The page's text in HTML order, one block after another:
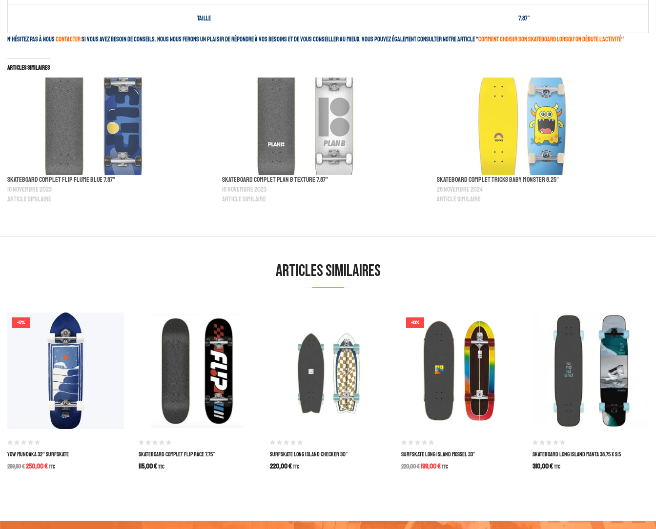
Taille 7.87″
N’hésitez pas à nouscontactersi vous avez besoin de conseils. Nous nous ferons un plaisir de répondre à vos besoins et de vous conseiller au mieux. Vous pouvez également consulter notre article “comment choisir son skateboard lorsqu’on débute l’activité“
Articles similaires
Skateboard Complet Flip Flume Blue 7.87″
16 novembre 2023
Article similaire
Skateboard Complet Plan B Texture 7.87″
16 novembre 2023
Article similaire
Skateboard Complet Tricks Baby Monster 8.25″
28 novembre 2024
Article similaire
Articles similaires
-17%
YOW MUNDAKA 32” SURFSKATE
299,90€250,00€TTC
SKATEBOARD COMPLET FLIP RACE 7.75″
115,00€TTC
SURFSKATE LONG ISLAND CHECKER 30″
220,00€TTC
-10%
SURFSKATE LONG ISLAND MOSSEL 33″
220,00€199,00€TTC
SKATEBOARD LONG ISLAND MANTA 38.75 X 9.5
310,00€TTC